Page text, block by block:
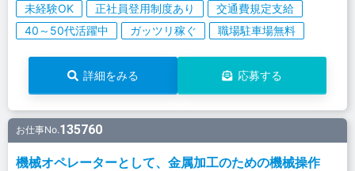
未経験OK 正社員登用制度あり
交通費規定支給
40～50代活躍中
ガッツリ稼ぐ 職場駐車場無料
詳細をみる 応募する
お仕事No.135760
機械オペレーターとして、金属加工のための機械操作